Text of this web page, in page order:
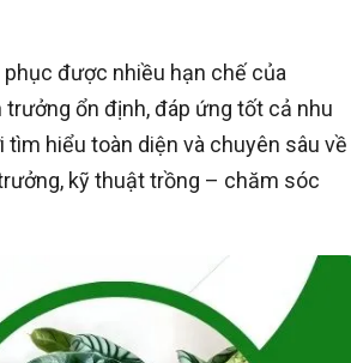
được nhiều hạn chế của
ổn định, đáp ứng tốt cả nhu
hiểu toàn diện và chuyên sâu về
kỹ thuật trồng – chăm sóc